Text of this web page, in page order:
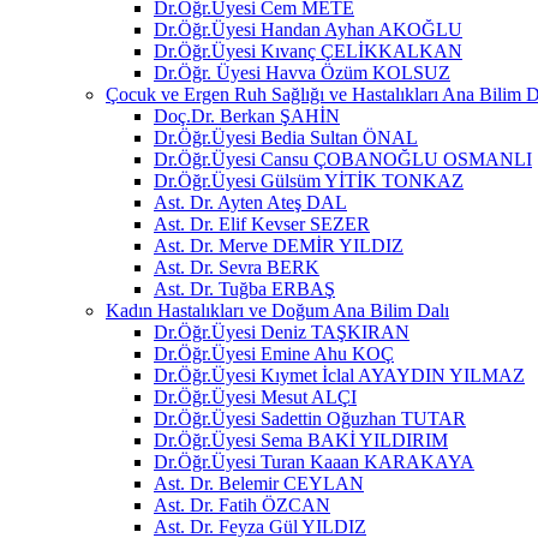
Dr.Öğr.Üyesi Cem METE
Dr.Öğr.Üyesi Handan Ayhan AKOĞLU
Dr.Öğr.Üyesi Kıvanç ÇELİKKALKAN
Dr.Öğr. Üyesi Havva Özüm KOLSUZ
Çocuk ve Ergen Ruh Sağlığı ve Hastalıkları Ana Bilim
Doç.Dr. Berkan ŞAHİN
Dr.Öğr.Üyesi Bedia Sultan ÖNAL
Dr.Öğr.Üyesi Cansu ÇOBANOĞLU OSMANLI
Dr.Öğr.Üyesi Gülsüm YİTİK TONKAZ
Ast. Dr. Ayten Ateş DAL
Ast. Dr. Elif Kevser SEZER
Ast. Dr. Merve DEMİR YILDIZ
Ast. Dr. Sevra BERK
Ast. Dr. Tuğba ERBAŞ
Kadın Hastalıkları ve Doğum Ana Bilim Dalı
Dr.Öğr.Üyesi Deniz TAŞKIRAN
Dr.Öğr.Üyesi Emine Ahu KOÇ
Dr.Öğr.Üyesi Kıymet İclal AYAYDIN YILMAZ
Dr.Öğr.Üyesi Mesut ALÇI
Dr.Öğr.Üyesi Sadettin Oğuzhan TUTAR
Dr.Öğr.Üyesi Sema BAKİ YILDIRIM
Dr.Öğr.Üyesi Turan Kaaan KARAKAYA
Ast. Dr. Belemir CEYLAN
Ast. Dr. Fatih ÖZCAN
Ast. Dr. Feyza Gül YILDIZ